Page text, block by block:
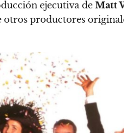
ejecutiva de Matt
productores